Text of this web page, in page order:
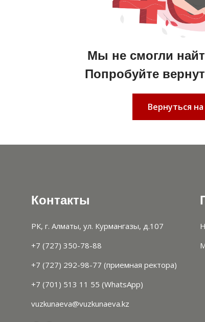
Мы не смогли
Попробуйте
Вернуться
Контакты
РК, г. Алматы, ул. Курмангазы, д.107
+7 (727) 350-78-88
+7 (727) 292-98-77 (приемная ректора)
+7 (701) 513 11 55 (WhatsApp)
vuzkunaeva@vuzkunaeva.kz